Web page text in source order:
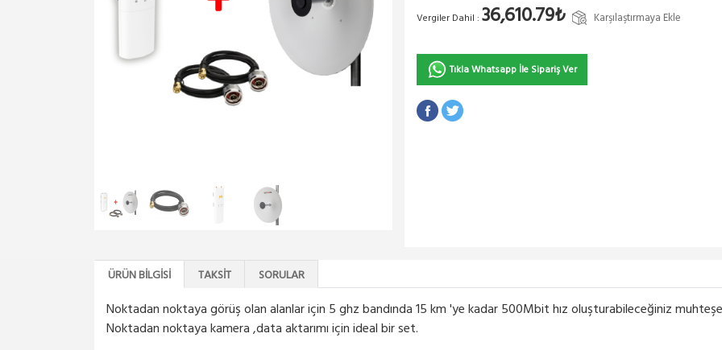
Vergiler Dahil : 36,610.79₺ Karşılaştırmaya Ekle
Tıkla Whatsapp İle Sipariş Ver
ÜRÜN BILGISI TAKSIT SORULAR
Noktadan noktaya görüş olan alanlar için 5 ghz bandında 15 km 'ye kadar 500Mbit hız oluşturabileceğiniz
Noktadan noktaya kamera ,data aktarımı için ideal bir set.